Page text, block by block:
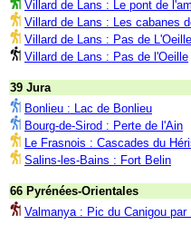
Villard de Lans : Le pont de
Villard de Lans : Les cabanes
Villard de Lans : Pas de
Villard de Lans : Pas de l'Oeille
39 Jura
Bonlieu : Lac de Bonlieu
Bourg-de-Sirod : Perte de l'Ain
Le Frasnois : Cascades du
Salins-les-Bains : Fort Belin
66 Pyrénées-Orientales
Valmanya : Pic du Canigou par